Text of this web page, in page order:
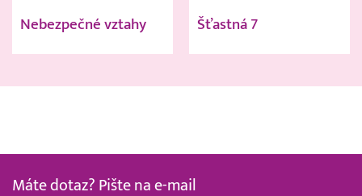
Nebezpečné vztahy Šťastná 7
Máte dotaz? Pište na e-mail